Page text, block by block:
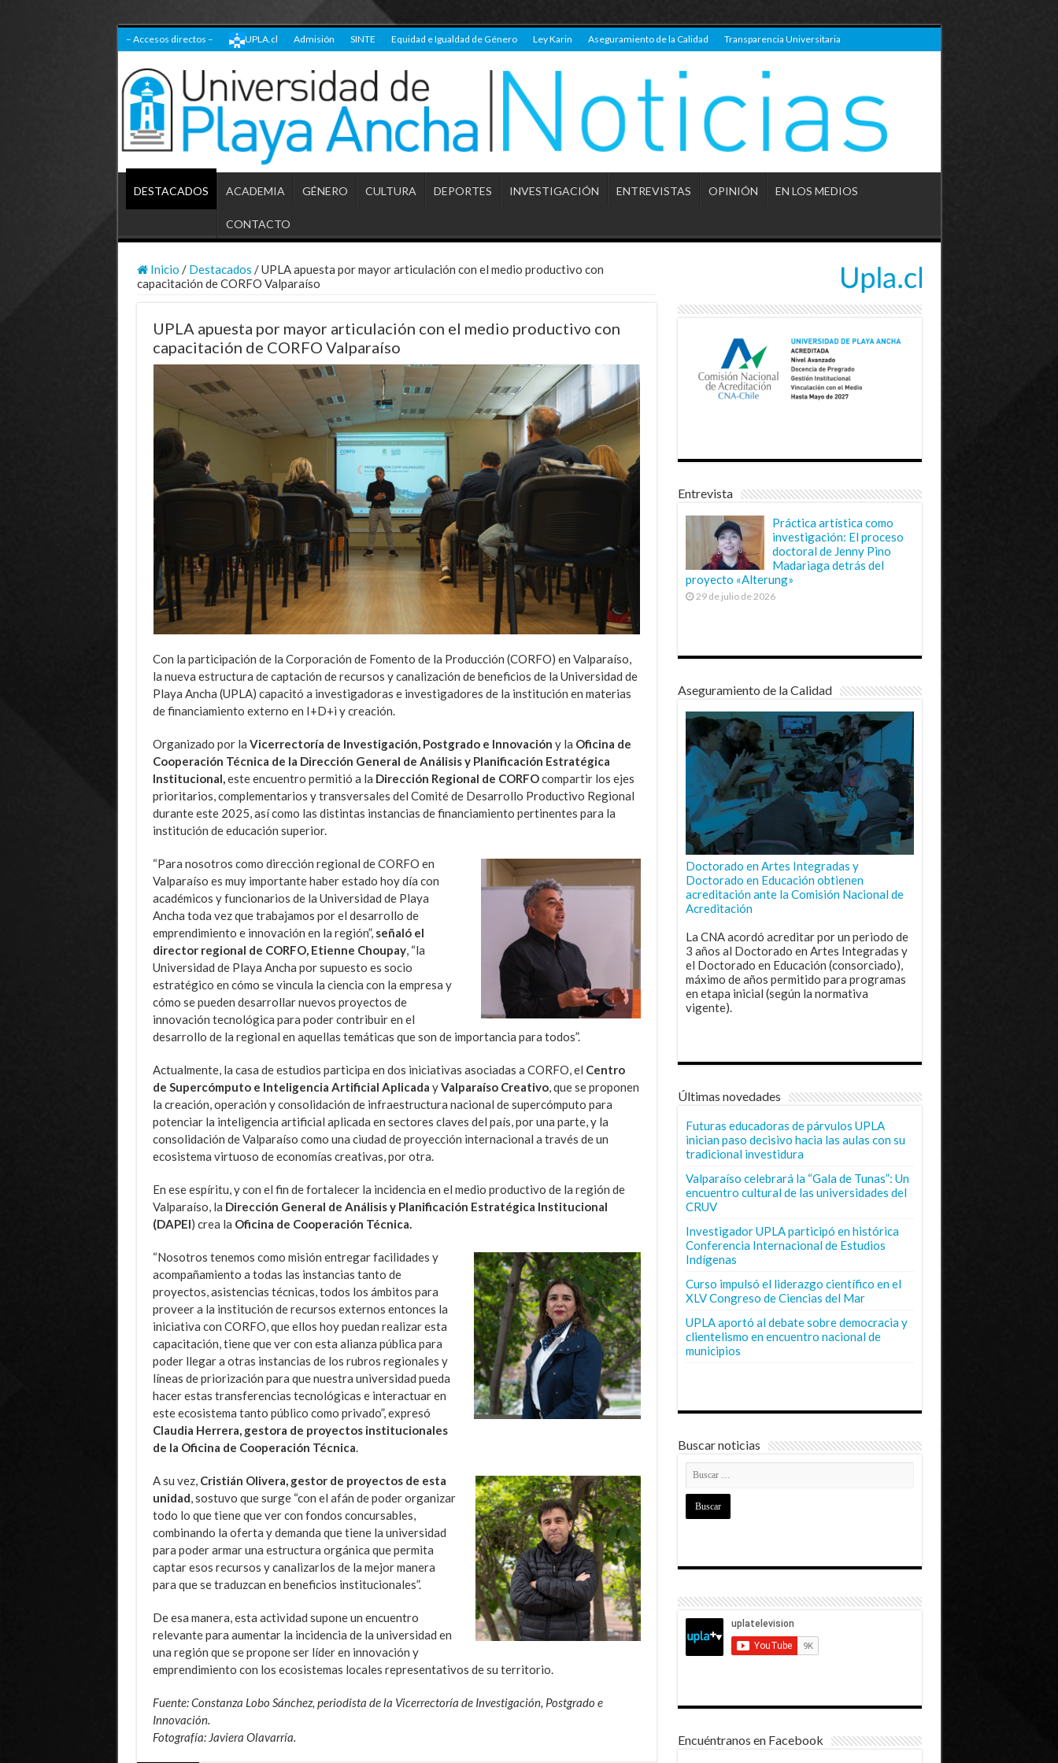
– Accesos directos – UPLA.cl Admisión SINTE Equidad e Igualdad de Género Ley Karin Aseguramiento de la Calidad Transparencia Universitaria
DESTACADOS ACADEMIA GÉNERO CULTURA DEPORTES INVESTIGACIÓN ENTREVISTAS OPINIÓN EN LOS MEDIOS
CONTACTO
Inicio / Destacados /UPLA apuesta por mayor articulación con el medio productivo con
capacitación de CORFO Valparaíso
UPLA apuesta por mayor articulación con el medio productivo con
capacitación de CORFO Valparaíso
Con la participación de la Corporación de Fomento de la Producción (CORFO) en Valparaíso,
la nueva estructura de captación de recursos y canalización de beneficios de la Universidad de
Playa Ancha (UPLA) capacitó a investigadoras e investigadores de la institución en materias
de financiamiento externo en I+D+i y creación.
Organizado por la Vicerrectoría de Investigación, Postgrado e Innovación y la Oficina de
Cooperación Técnica de la Dirección General de Análisis y Planificación Estratégica
Institucional,este encuentro permitió a la Dirección Regional de CORFOcompartir los ejes
prioritarios, complementarios y transversales del Comité de Desarrollo Productivo Regional
durante este 2025, así como las distintas instancias de financiamiento pertinentes para la
institución de educación superior.
“Para nosotros como dirección regional de CORFO en
Valparaíso es muy importante haber estado hoy día con
académicos y funcionarios de la Universidad de Playa
Ancha toda vez que trabajamos por el desarrollo de
emprendimiento e innovación en la región”, señaló el
director regional de CORFO, Etienne Choupay, “la
Universidad de Playa Ancha por supuesto es socio
estratégico en cómo se vincula la ciencia con la empresa y
cómo se pueden desarrollar nuevos proyectos de
innovación tecnológica para poder contribuir en el
desarrollo de la regional en aquellas temáticas que son de importancia para todos”.
Actualmente, la casa de estudios participa en dos iniciativas asociadas a CORFO, el Centro
de Supercómputo e Inteligencia Artificial Aplicada yValparaíso Creativo, que se proponen
la creación, operación y consolidación de infraestructura nacional de supercómputo para
potenciar la inteligencia artificial aplicada en sectores claves del país, por una parte, y la
consolidación de Valparaíso como una ciudad de proyección internacional a través de un
ecosistema virtuoso de economías creativas, por otra.
En ese espíritu, y con el fin de fortalecer la incidencia en el medio productivo de la región de
Valparaíso, la Dirección General de Análisis y Planificación Estratégica Institucional
(DAPEI) crea la Oficina de Cooperación Técnica.
“Nosotros tenemos como misión entregar facilidades y
acompañamiento a todas las instancias tanto de
proyectos, asistencias técnicas, todos los ámbitos para
proveer a la institución de recursos externos entonces la
iniciativa con CORFO, que ellos hoy puedan realizar esta
capacitación, tiene que ver con esta alianza pública para
poder llegar a otras instancias de los rubros regionales y
líneas de priorización para que nuestra universidad pueda
hacer estas transferencias tecnológicas e interactuar en
este ecosistema tanto público como privado”, expresó
Claudia Herrera, gestora de proyectos institucionales
de la Oficina de Cooperación Técnica.
A su vez, Cristián Olivera, gestor de proyectos de esta
unidad, sostuvo que surge “con el afán de poder organizar
todo lo que tiene que ver con fondos concursables,
combinando la oferta y demanda que tiene la universidad
para poder armar una estructura orgánica que permita
captar esos recursos y canalizarlos de la mejor manera
para que se traduzcan en beneficios institucionales”.
De esa manera, esta actividad supone un encuentro
relevante para aumentar la incidencia de la universidad en
una región que se propone ser líder en innovación y
emprendimiento con los ecosistemas locales representativos de su territorio.
Fuente: Constanza Lobo Sánchez, periodista de la Vicerrectoría de Investigación, Postgrado e
Innovación.
Fotografía: Javiera Olavarría.
Entrevista
Práctica artística como
investigación: El proceso
doctoral de Jenny Pino
Madariaga detrás del
proyecto «Alterung»
29 de julio de 2026
Aseguramiento de la Calidad
Doctorado en Artes Integradas y
Doctorado en Educación obtienen
acreditación ante la Comisión Nacional de
Acreditación
La CNA acordó acreditar por un periodo de
3 años al Doctorado en Artes Integradas y
el Doctorado en Educación (consorciado),
máximo de años permitido para programas
en etapa inicial (según la normativa
vigente).
Últimas novedades
Futuras educadoras de párvulos UPLA
inician paso decisivo hacia las aulas con su
tradicional investidura
Valparaíso celebrará la “Gala de Tunas”: Un
encuentro cultural de las universidades del
CRUV
Investigador UPLA participó en histórica
Conferencia Internacional de Estudios
Indígenas
Curso impulsó el liderazgo científico en el
XLV Congreso de Ciencias del Mar
UPLA aportó al debate sobre democracia y
clientelismo en encuentro nacional de
municipios
Buscar noticias
Encuéntranos en Facebook